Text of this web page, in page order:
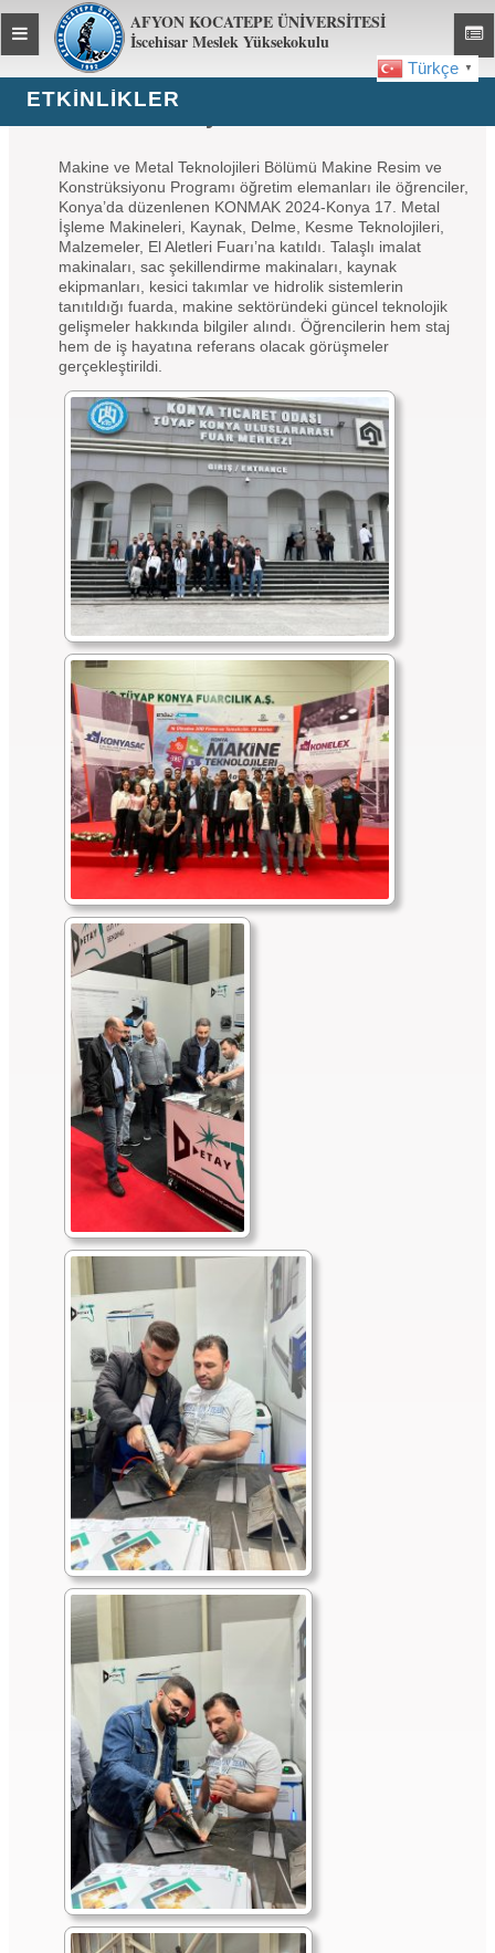
AFYON KOCATEPE ÜNİVERSİTESİ
İscehisar Meslek Yüksekokulu
Toggle
global
navigation
Türkçe ▼
ETKİNLİKLER
Makine ve Metal Teknolojileri Bölümü Makine Resim ve
Konstrüksiyonu Programı öğretim elemanları ile öğrenciler,
Konya’da düzenlenen KONMAK 2024-Konya 17. Metal
İşleme Makineleri, Kaynak, Delme, Kesme Teknolojileri,
Malzemeler, El Aletleri Fuarı’na katıldı. Talaşlı imalat
makinaları, sac şekillendirme makinaları, kaynak
ekipmanları, kesici takımlar ve hidrolik sistemlerin
tanıtıldığı fuarda, makine sektöründeki güncel teknolojik
gelişmeler hakkında bilgiler alındı. Öğrencilerin hem staj
hem de iş hayatına referans olacak görüşmeler
gerçekleştirildi.